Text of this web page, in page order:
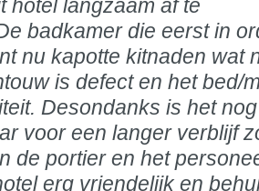
hotel langzaam af te
badkamer die eerst in
nu kapotte kitnaden wat
is defect en het bed/
Desondanks is het
voor een langer verblijf
de portier en het
erg vriendelijk en